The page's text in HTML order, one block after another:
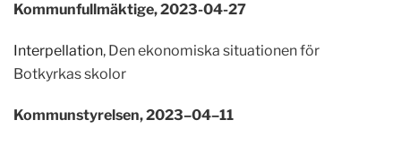
Kommunfullmäktige, 2023-04-27
Interpellation, Den ekonomiska situationenför
Botkyrkas skolor
Kommunstyrelsen,2023–04–11